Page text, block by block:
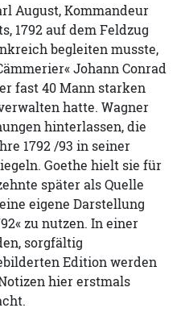
August, Kommandeur
1792 auf dem Feldzug
begleiten musste,
Johann Conrad
fast 40 Mann starken
hatte. Wagner
hinterlassen, die
1792 /93 in seiner
Goethe hielt sie für
später als Quelle
eigene Darstellung
zu nutzen. In einer
sorgfältig
Edition werden
hier erstmals